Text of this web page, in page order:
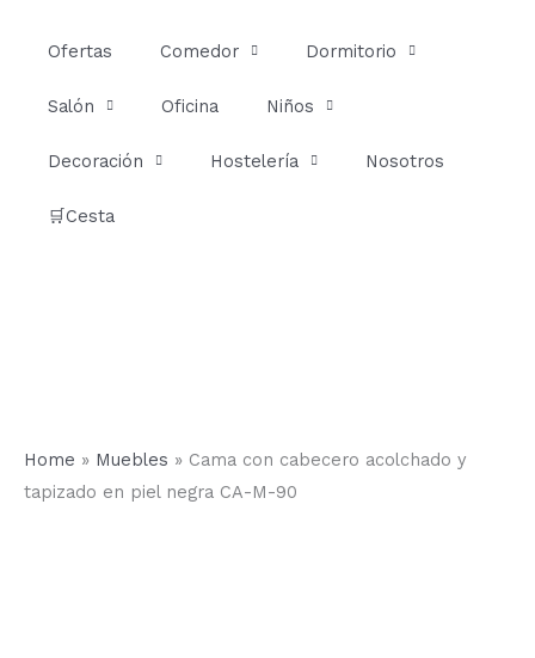
Ofertas Comedor Dormitorio
Salón Oficina Niños
Decoración Hostelería Nosotros
🛒Cesta
Home » Muebles » Cama con cabecero acolchado y
tapizado en piel negra CA-M-90